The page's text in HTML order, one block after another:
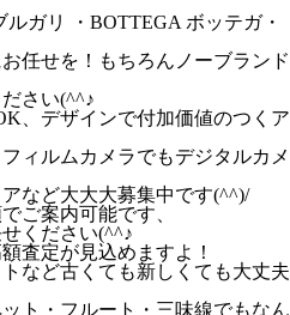
ガリ ・BOTTEGA ボッテガ・
任せを！もちろんノーブランド
さい(^^♪
、デザインで付加価値のつくア
ィルムカメラでもデジタルカメ
など大大大募集中です(^^)/
ご案内可能です、
ください(^^♪
査定が見込めますよ！
など古くても新しくても大丈夫
ト・フルート・三味線でもなん